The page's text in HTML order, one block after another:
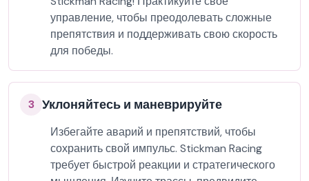
управление, чтобы преодолевать сложные
препятствия и поддерживать свою скорость
для победы.
3 Уклоняйтесь и маневрируйте
Избегайте аварий и препятствий, чтобы
сохранить свой импульс. Stickman Racing
требует быстрой реакции и стратегического